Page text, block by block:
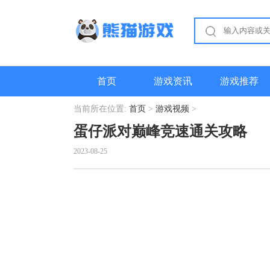
首页 游戏资讯 游戏推荐
当前所在位置: 首页 > 游戏视频 >
蛋仔派对巅峰竞速通关攻略
2023-08-25